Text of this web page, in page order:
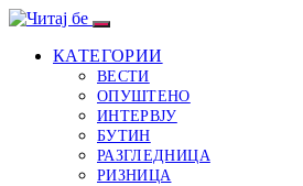
КАТЕГОРИИ
ВЕСТИ
ОПУШТЕНО
ИНТЕРВЈУ
БУТИН
РАЗГЛЕДНИЦА
РИЗНИЦА